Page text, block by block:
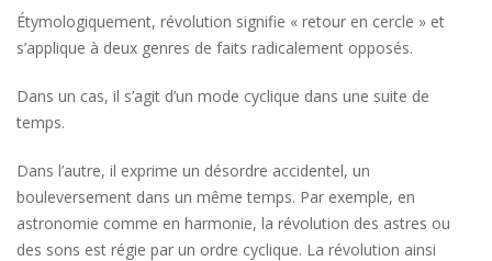
Étymologiquement, révolution signifie « retour en cercle » et
s’applique à deux genres de faits radicalement opposés.
Dans un cas, il s’agit d’un mode cyclique dans une suite de
temps.
Dans l’autre, il exprime un désordre accidentel, un
bouleversement dans un même temps. Par exemple, en
astronomie comme en harmonie, la révolution des astres ou
des sons est régie par un ordre cyclique. La révolution ainsi